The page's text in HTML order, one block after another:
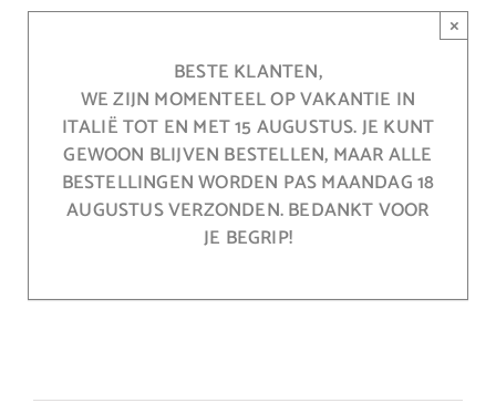
BESTE KLANTEN,
WE ZIJN MOMENTEEL OP VAKANTIE IN
ITALIË TOT EN MET 15 AUGUSTUS. JE KUNT
GEWOON BLIJVEN BESTELLEN, MAAR ALLE
BESTELLINGEN WORDEN PAS MAANDAG 18
AUGUSTUS VERZONDEN. BEDANKT VOOR
JE BEGRIP!
×